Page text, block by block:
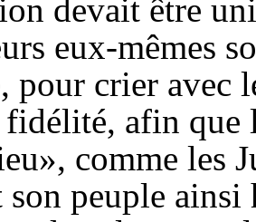
devait être
eux-mêmes
pour crier avec
fidélité, afin que
comme les
son peuple